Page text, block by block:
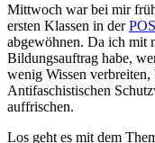
Mittwoch war bei mir
ersten Klassen in derPOS
abgewöhnen. Da ich mit
Bildungsauftrag habe,
wenig Wissen
Antifaschistischen
auffrischen.
Los geht es mit dem